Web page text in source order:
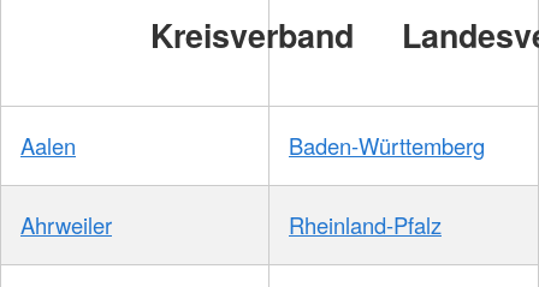
Kreisverband
Aalen Baden-Württemberg
Ahrweiler Rheinland-Pfalz